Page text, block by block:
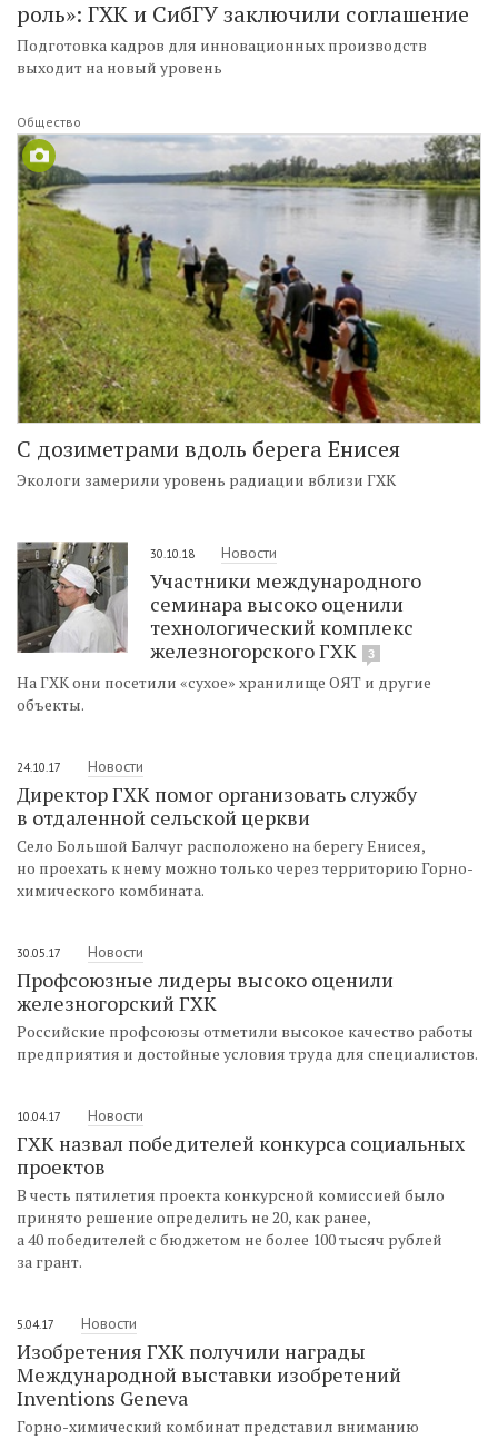
роль»: ГХК и СибГУ заключили соглашение
Подготовка кадров для инновационных производств
выходит на новый уровень
Общество
С дозиметрами вдоль берега Енисея
Экологи замерили уровень радиации вблизи ГХК
30.10.18 Новости
Участники международного
семинара высоко оценили
технологический комплекс
железногорского ГХК
3
На ГХК они посетили «сухое» хранилище ОЯТ и другие
объекты.
24.10.17 Новости
Директор ГХК помог организовать службу
в отдаленной сельской церкви
Село Большой Балчуг расположено на берегу Енисея,
но проехать к нему можно только через территорию Горно-
химического комбината.
30.05.17 Новости
Профсоюзные лидеры высоко оценили
железногорский ГХК
Российские профсоюзы отметили высокое качество работы
предприятия и достойные условия труда для специалистов.
10.04.17 Новости
ГХК назвал победителей конкурса социальных
проектов
В честь пятилетия проекта конкурсной комиссией было
принято решение определить не 20, как ранее,
а 40 победителей с бюджетом не более 100 тысяч рублей
за грант.
5.04.17 Новости
Изобретения ГХК получили награды
Международной выставки изобретений
Inventions Geneva
Горно-химический комбинат представил вниманию